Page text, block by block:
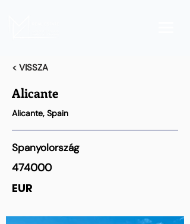
< VISSZA
Alicante
Alicante, Spain
Spanyolország
474000
EUR